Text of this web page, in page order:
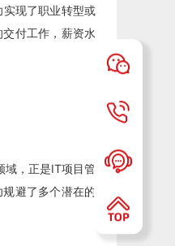
现了职业转型或
付工作，薪资水
域，正是IT项目管
避了多个潜在的